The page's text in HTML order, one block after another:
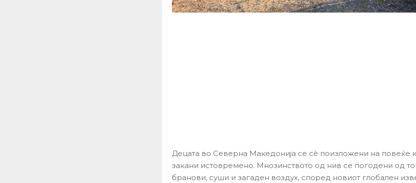
Децата во Северна Македонија се сè поизложени на повеќе
закани истовремено. Мнозинството од нив се погодени од
бранови, суши и загаден воздух, според новиот глобален